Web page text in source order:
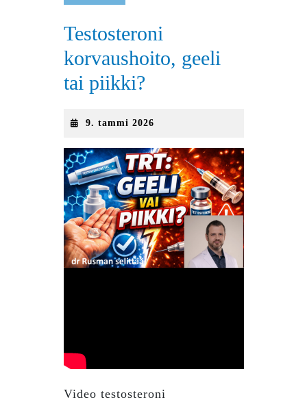
Testosteroni
korvaushoito, geeli
tai piikki?
9. tammi 20269.
2026
Video testosteroni